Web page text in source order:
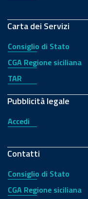
Carta dei Servizi
Consiglio di Stato
CGA Regione siciliana
TAR
Pubblicità legale
Accedi
Contatti
Consiglio di Stato
CGA Regione siciliana